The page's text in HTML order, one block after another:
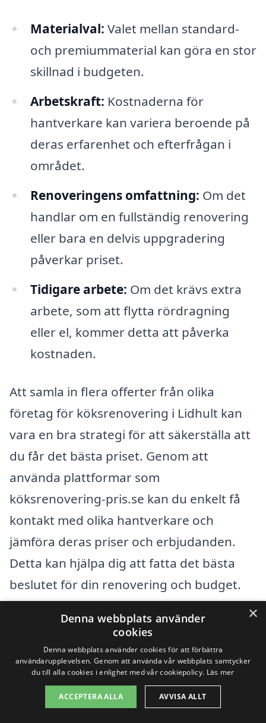
Materialval: Valet mellan standard-
och premiummaterial kan göra en stor
skillnad i budgeten.
Arbetskraft: Kostnaderna för
hantverkare kan variera beroende på
deras erfarenhet och efterfrågan i
området.
Renoveringens omfattning: Om det
handlar om en fullständig renovering
eller bara en delvis uppgradering
påverkar priset.
Tidigare arbete: Om det krävs extra
arbete, som att flytta rördragning
eller el, kommer detta att påverka
kostnaden.
Att samla in flera offerter från olika
företag för köksrenovering i Lidhult kan
vara en bra strategi för att säkerställa att
du får det bästa priset. Genom att
använda plattformar som
köksrenovering-pris.se kan du enkelt få
kontakt med olika hantverkare och
jämföra deras priser och erbjudanden.
Detta kan hjälpa dig att fatta det bästa
beslutet för din renovering och budget.
Sammanfattningsvis, genom att noggrant
överväga dina behov och prioriteter kan
du påverka kostnaden för din
köksrenovering i Lidhult positivt. Med rätt
information och resurser kan din
×
Denna webbplats använder
cookies
Denna webbplats använder cookies för att förbättra
användarupplevelsen. Genom att använda vår webbplats samtycker
du till alla cookies i enlighet med vår cookiepolicy. Läs mer
ACCEPTERA ALLA AVVISA ALLT